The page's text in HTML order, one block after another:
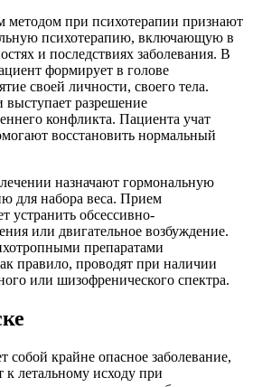
методом при психотерапии признают
психотерапию, включающую в
и последствиях заболевания. В
формирует в голове
своей личности, своего тела.
разрешение
конфликта. Пациента учат
восстановить нормальный
назначают гормональную
для набора веса. Прием
устранить обсессивно-
или двигательное возбуждение.
препаратами
правило, проводят при наличии
или шизофренического спектра.
собой крайне опасное заболевание,
к летальному исходу при